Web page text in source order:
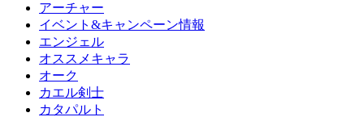
アーチャー
イベント&キャンペーン情報
エンジェル
オススメキャラ
オーク
カエル剣士
カタパルト